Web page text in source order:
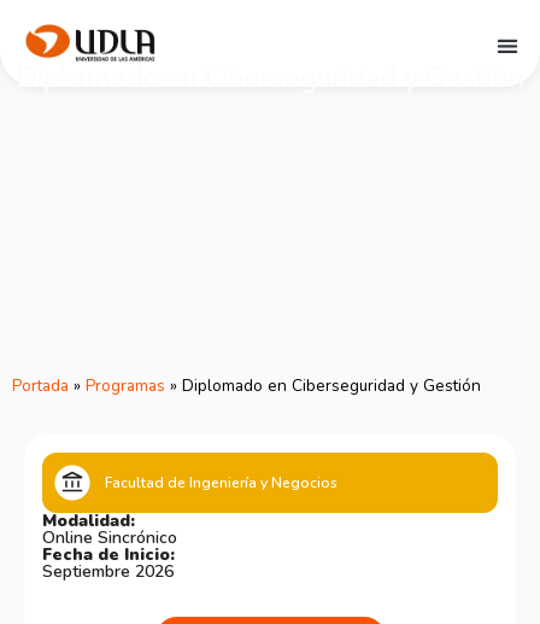
Portada » Programas » Diplomado en Ciberseguridad y Gestión
Facultad de Ingeniería y Negocios
Modalidad:
Online Sincrónico
Fecha de Inicio:
Septiembre 2026